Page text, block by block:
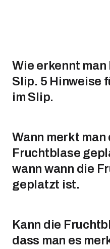
Wie erkennt
Slip. 5 Hinweise
im Slip.
Wann merkt man
Fruchtblase
wann wann die
geplatzt ist.
Kann die
dass man es